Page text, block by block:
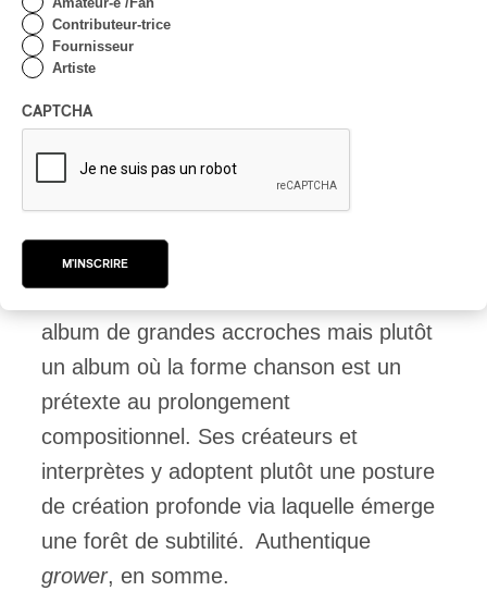
de cet album sont rock dans leur
conception –
construite sur des mesures composées,
ouBending Hektic
relation malencontreuse avec l’auto.
idéale dans le cas qui nous occupe, n’est
album de grandes accroches mais plutôt
un album où la forme chanson est un
prétexte au prolongement
compositionnel. Ses créateurs et
interprètes y adoptent plutôt une posture
de création profonde via laquelle émerge
une forêt de subtilité. Authentique
grower, en somme.
Contributeur-trice
Fournisseur
Artiste
CAPTCHA
M'INSCRIRE